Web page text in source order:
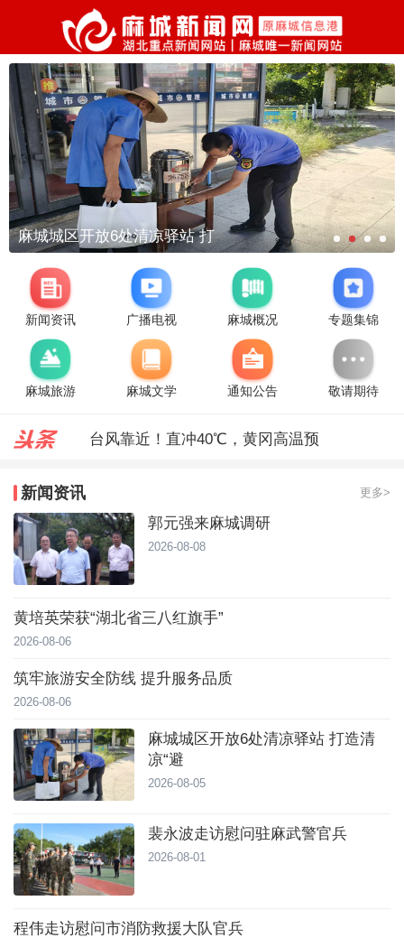
麻城城区开放6处清凉驿站 打
新闻资讯 广播电视 麻城概况 专题集锦
麻城旅游 麻城文学 通知公告 敬请期待
台风靠近！直冲40℃，黄冈高温预
郭元强来麻城调研
新闻资讯 更多>
郭元强来麻城调研
2026-08-08
黄培英荣获“湖北省三八红旗手”
2026-08-06
筑牢旅游安全防线 提升服务品质
2026-08-06
麻城城区开放6处清凉驿站 打造清
凉“避
2026-08-05
裴永波走访慰问驻麻武警官兵
2026-08-01
程伟走访慰问市消防救援大队官兵